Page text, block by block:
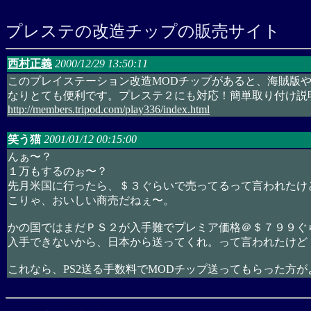
プレステの改造チップの販売サイト
西村正義 2000/12/29 13:50:11
このプレイステーション改造MODチップがあると、海賊版
なりとても便利です。プレステ２にも対応！簡単取り付け説
http://members.tripod.com/play336/index.html
笑う猫 2001/01/12 00:15:00
んぁ〜？
１万もするのぉ〜？
先月米国に行ったら、＄３ぐらいで売ってるって言われたけ
こりゃ、おいしい商売だねぇ〜。
かの国ではまだＰＳ２が入手難でプレミア価格＠＄７９９
入手できないから、日本から送ってくれ。って言われたけど
これなら、PS2送る手数料でMODチップ送ってもらった方が